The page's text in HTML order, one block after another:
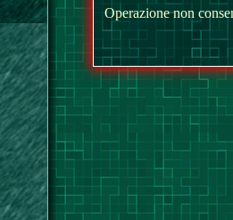
Operazione non